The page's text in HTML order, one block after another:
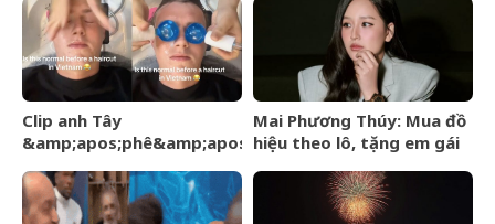
DatVietVAC IPO
Clip anh Tây
&amp;apos;phê&amp;apos;
massage ở Việt Nam hút
24 triệu view
Mai Phương Thúy: Mua đồ
hiệu theo lô, tặng em gái